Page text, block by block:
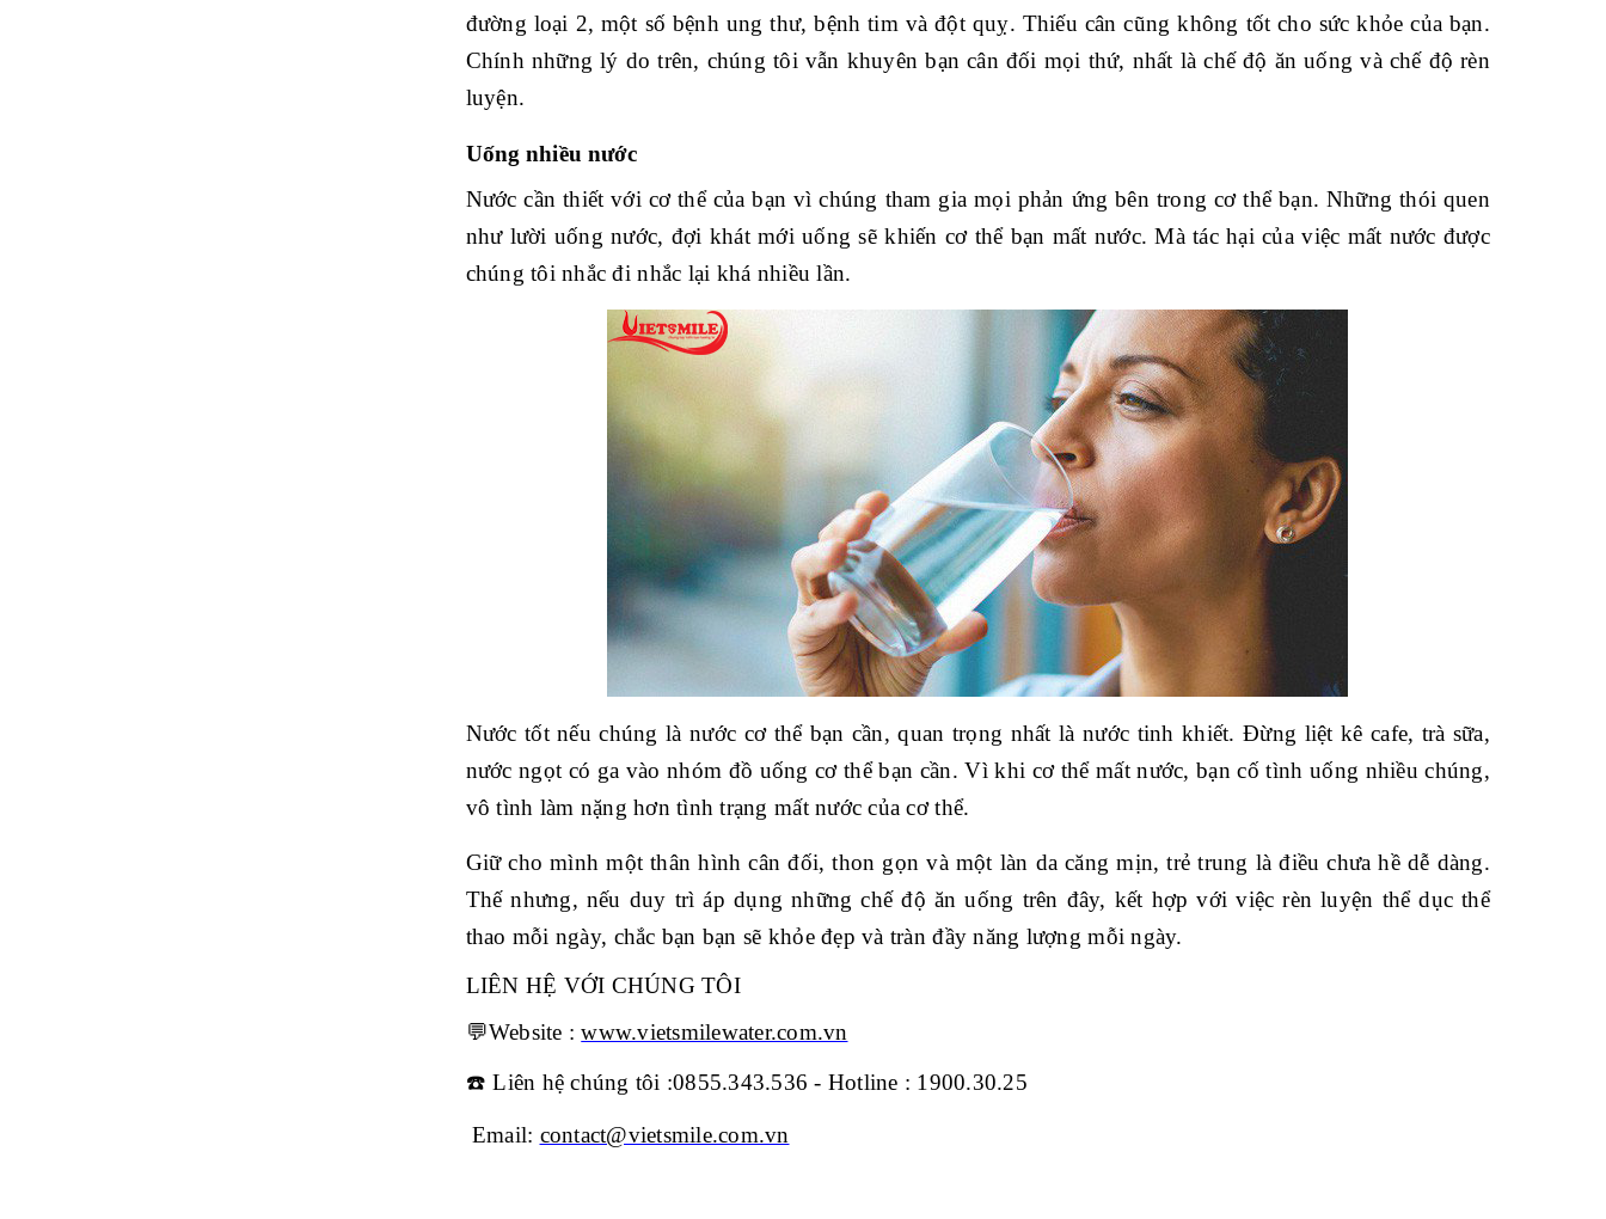
đường loại 2, một số bệnh ung thư, bệnh tim và đột quỵ. Thiếu cân cũng không tốt cho sức khỏe của bạn.
Chính những lý do trên, chúng tôi vẫn khuyên bạn cân đối mọi thứ, nhất là chế độ ăn uống và chế độ rèn
luyện.
Uống nhiều nước
Nước cần thiết với cơ thể của bạn vì chúng tham gia mọi phản ứng bên trong cơ thể bạn. Những thói quen
như lười uống nước, đợi khát mới uống sẽ khiến cơ thể bạn mất nước. Mà tác hại của việc mất nước được
chúng tôi nhắc đi nhắc lại khá nhiều lần.
Nước tốt nếu chúng là nước cơ thể bạn cần, quan trọng nhất là nước tinh khiết. Đừng liệt kê cafe, trà sữa,
nước ngọt có ga vào nhóm đồ uống cơ thể bạn cần. Vì khi cơ thể mất nước, bạn cố tình uống nhiều chúng,
vô tình làm nặng hơn tình trạng mất nước của cơ thể.
Giữ cho mình một thân hình cân đối, thon gọn và một làn da căng mịn, trẻ trung là điều chưa hề dễ dàng.
Thế nhưng, nếu duy trì áp dụng những chế độ ăn uống trên đây, kết hợp với việc rèn luyện thể dục thể
thao mỗi ngày, chắc bạn bạn sẽ khỏe đẹp và tràn đầy năng lượng mỗi ngày.
LIÊN HỆ VỚI CHÚNG TÔI
💬Website :www.vietsmilewater.com.vn
☎ ️ Liên hệ chúng tôi :0855.343.536 - Hotline : 1900.30.25
Email: contact@vietsmile.com.vn